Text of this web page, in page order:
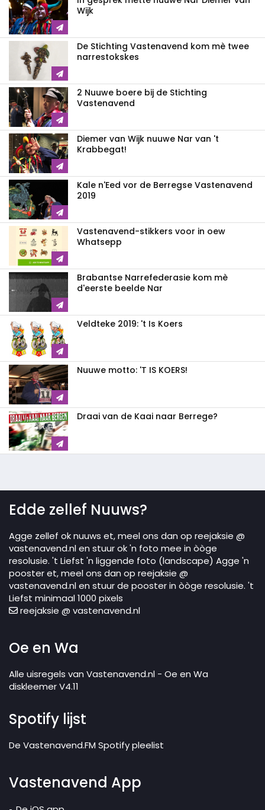
Wijk
De Stichting Vastenavend kom mè twee
narrestokskes
2 Nuuwe boere bij de Stichting
Vastenavend
Diemer van Wijk nuuwe Nar van 't
Krabbegat!
Kale n'Eed vor de Berregse Vastenavend
2019
Vastenavend-stikkers voor in oew
Whatsepp
Brabantse Narrefederasie kom mè
d'eerste beelde Nar
Veldteke 2019: 't Is Koers
Nuuwe motto: 'T IS KOERS!
Draai van de Kaai naar Berrege?
Edde zellef Nuuws?
Agge zellef ok nuuws et, meel ons dan op reejaksie @
vastenavend.nl en stuur ok 'n foto mee in òòge
resolusie. 't Liefst 'n liggende foto (landscape) Agge 'n
pooster et, meel ons dan op reejaksie @
vastenavend.nl en stuur de pooster in òòge resolusie. 't
Liefst minimaal 1000 pixels
reejaksie @ vastenavend.nl
Oe en Wa
Alle uisregels van Vastenavend.nl - Oe en Wa
diskleemer V4.11
Spotify lijst
De Vastenavend.FM Spotify pleelist
Vastenavend App